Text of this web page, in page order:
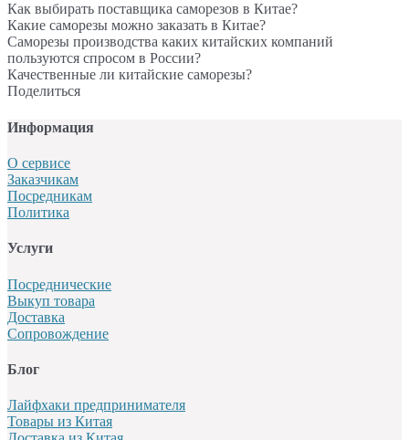
Как выбирать поставщика саморезов в Китае?
Какие саморезы можно заказать в Китае?
Саморезы производства каких китайских компаний
пользуются спросом в России?
Качественные ли китайские саморезы?
Поделиться
Информация
О сервисе
Заказчикам
Посредникам
Политика
Услуги
Посреднические
Выкуп товара
Доставка
Сопровождение
Блог
Лайфхаки предпринимателя
Товары из Китая